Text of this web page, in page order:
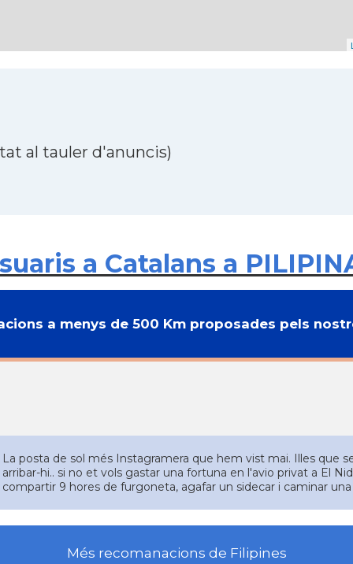
al tauler d'anuncis)
a Catalans a
a menys de 500 Km proposades pels
La posta de sol més Instagramera que hem vist mai. Illes que
arribar-hi.. si no et vols gastar una fortuna en l'avio privat a El
compartir 9 hores de furgoneta, agafar un sidecar i caminar
Més recomanacions de Filipines